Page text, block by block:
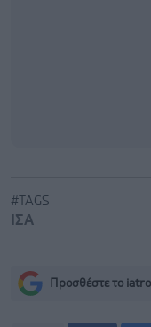
#TAGS
ΙΣΑ
Προσθέστε το